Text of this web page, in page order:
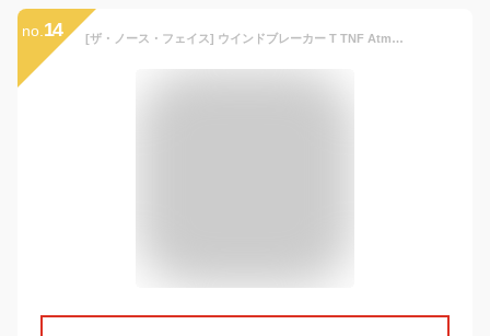
no. 14 [ザ・ノース・フェイス] ウインドブレーカー T TNF Atmosphere Jacket マッシュルーム 100